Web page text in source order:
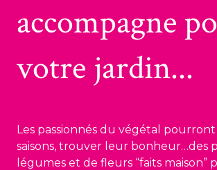
accompagne
votre jardin...
Les passionnés du végétal
saisons, trouver leur bonheur…des
légumes et de fleurs “faits maison”